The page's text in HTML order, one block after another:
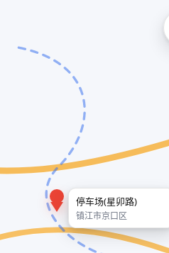
停车场(星卯路)
镇江市京口区